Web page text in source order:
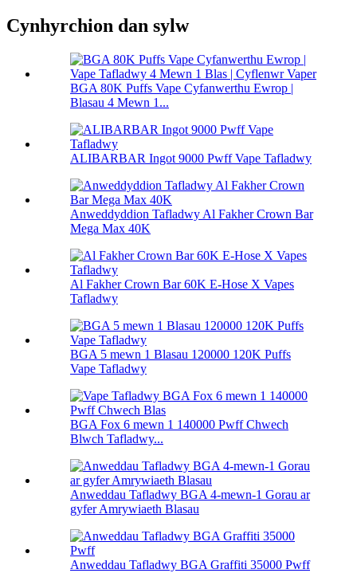
Cynhyrchion dan sylw
BGA 80K Puffs Vape Cyfanwerthu Ewrop |
Blasau 4 Mewn 1...
ALIBARBAR Ingot 9000 Pwff Vape Tafladwy
Anweddyddion Tafladwy Al Fakher Crown Bar
Mega Max 40K
Al Fakher Crown Bar 60K E-Hose X Vapes
Tafladwy
BGA 5 mewn 1 Blasau 120000 120K Puffs
Vape Tafladwy
BGA Fox 6 mewn 1 140000 Pwff Chwech
Blwch Tafladwy...
Anweddau Tafladwy BGA 4-mewn-1 Gorau ar
gyfer Amrywiaeth Blasau
Anweddau Tafladwy BGA Graffiti 35000 Pwff